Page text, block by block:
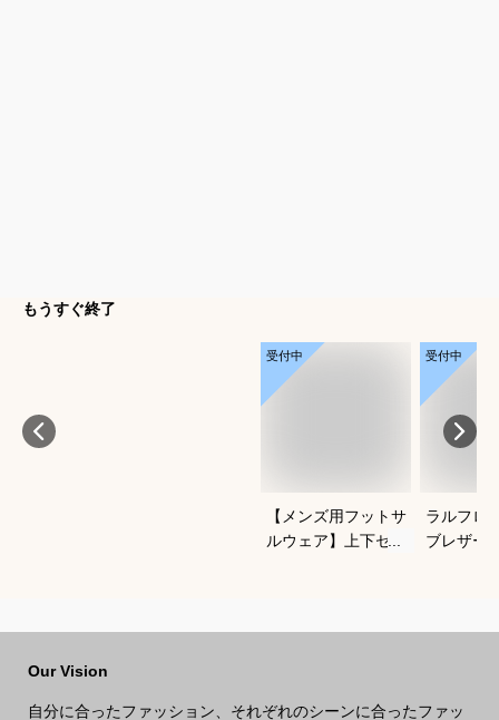
もうすぐ終了
受付中
【メンズ用フットサ
ルウェア】上下セッ
受付中
ラルフロ
ブレザー
Our Vision
自分に合ったファッション、それぞれのシーンに合ったファッ